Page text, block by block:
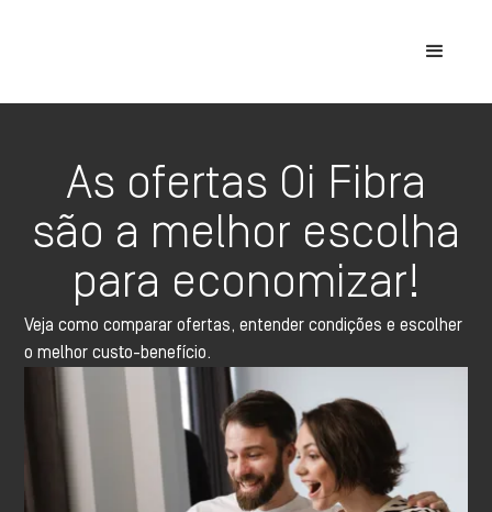
As ofertas Oi Fibra
são a melhor escolha
para economizar!
Veja como comparar ofertas, entender condições e escolher
o melhor custo-benefício.